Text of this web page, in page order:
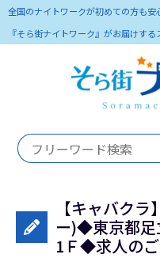
全国のナイトワークが初めての方も
『そら街ナイトワーク』がお届けする
【キャバク
ー)◆東京都足
1Ｆ◆求人の